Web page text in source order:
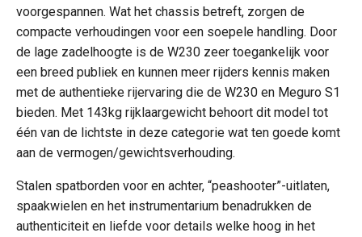
voorgespannen. Wat het chassis betreft, zorgen de
compacte verhoudingen voor een soepele handling. Door
de lage zadelhoogte is de W230 zeer toegankelijk voor
een breed publiek en kunnen meer rijders kennis maken
met de authentieke rijervaring die de W230 en Meguro S1
bieden. Met 143kg rijklaargewicht behoort dit model tot
één van de lichtste in deze categorie wat ten goede komt
aan de vermogen/gewichtsverhouding.
Stalen spatborden voor en achter, “peashooter”-uitlaten,
spaakwielen en het instrumentarium benadrukken de
authenticiteit en liefde voor details welke hoog in het